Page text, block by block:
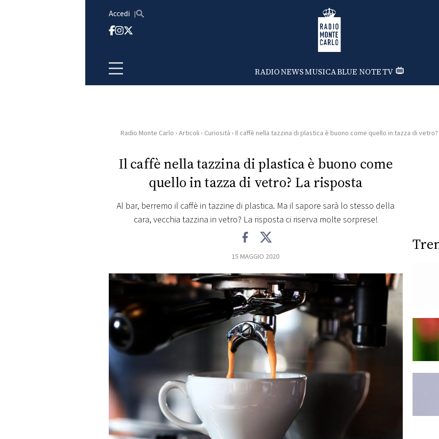
Accedi Radio Monte Carlo
RADIONEWSMUSICABLUE NOTETV
HOME
RADIO
RADIO
CONCORSI
EVENTI
VIDEO
TV
PRINCIPATO
Radio Monte Carlo › Articoli › Curiosità › Il caffè nella tazzina di plastica è buono come quello in tazza di
Il caffè nella tazzina di plastica è buono come
quello in tazza di vetro? La risposta
Al bar, berremo il caffè in tazzine di plastica. Ma il sapore sarà lo stesso della
cara, vecchia tazzina in vetro? La risposta ci riserva molte sorprese!
15 MAGGIO 2020